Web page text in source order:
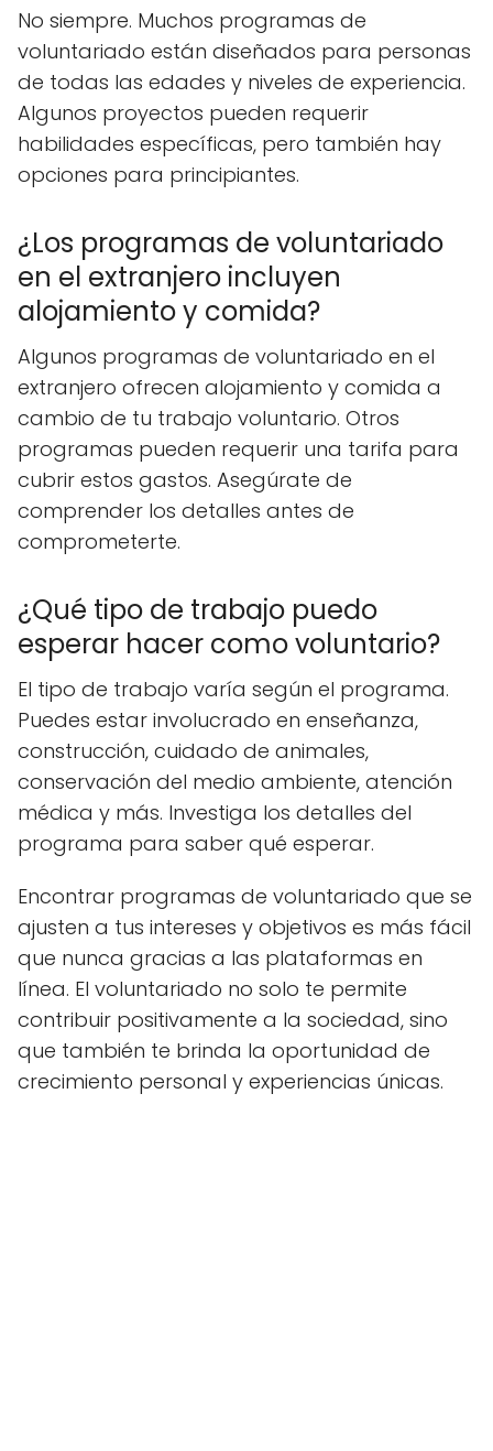
No siempre. Muchos programas de
voluntariado están diseñados para personas
de todas las edades y niveles de experiencia.
Algunos proyectos pueden requerir
habilidades específicas, pero también hay
opciones para principiantes.
¿Los programas de voluntariado
en el extranjero incluyen
alojamiento y comida?
Algunos programas de voluntariado en el
extranjero ofrecen alojamiento y comida a
cambio de tu trabajo voluntario. Otros
programas pueden requerir una tarifa para
cubrir estos gastos. Asegúrate de
comprender los detalles antes de
comprometerte.
¿Qué tipo de trabajo puedo
esperar hacer como voluntario?
El tipo de trabajo varía según el programa.
Puedes estar involucrado en enseñanza,
construcción, cuidado de animales,
conservación del medio ambiente, atención
médica y más. Investiga los detalles del
programa para saber qué esperar.
Encontrar programas de voluntariado que se
ajusten a tus intereses y objetivos es más fácil
que nunca gracias a las plataformas en
línea. El voluntariado no solo te permite
contribuir positivamente a la sociedad, sino
que también te brinda la oportunidad de
crecimiento personal y experiencias únicas.